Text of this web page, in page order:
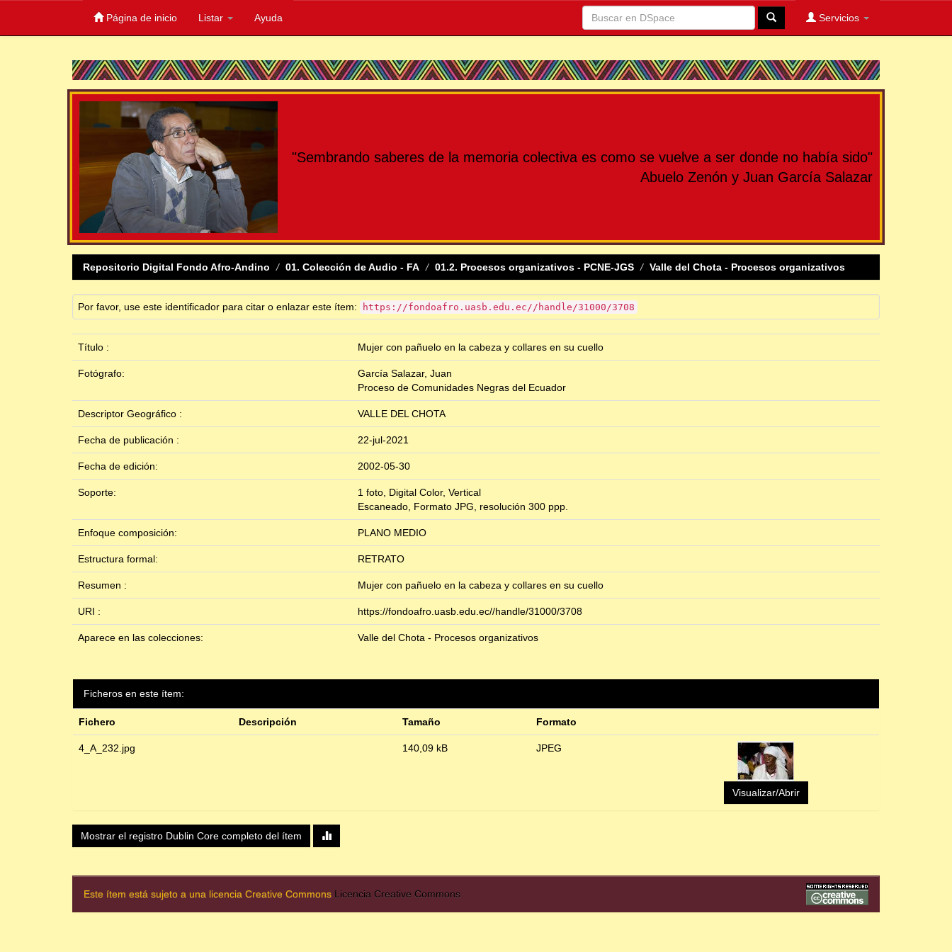
Página de inicio Listar Ayuda Servicios
"Sembrando saberes de la memoria colectiva es como se vuelve a ser donde no había sido"
Abuelo Zenón y Juan García Salazar
Repositorio Digital Fondo Afro-Andino 01. Colección de Audio - FA 01.2. Procesos organizativos - PCNE-JGS Valle del Chota - Procesos organizativos
Por favor, use este identificador para citar o enlazar este ítem: https://fondoafro.uasb.edu.ec//handle/31000/3708
Título : Mujer con pañuelo en la cabeza y collares en su cuello
Fotógrafo:
García Salazar, Juan
Proceso de Comunidades Negras del Ecuador
Descriptor Geográfico : VALLE DEL CHOTA
Fecha de publicación : 22-jul-2021
Fecha de edición: 2002-05-30
Soporte:
1 foto, Digital Color, Vertical
Escaneado, Formato JPG, resolución 300 ppp.
Enfoque composición: PLANO MEDIO
Estructura formal: RETRATO
Resumen : Mujer con pañuelo en la cabeza y collares en su cuello
URI : https://fondoafro.uasb.edu.ec//handle/31000/3708
Aparece en las colecciones: Valle del Chota - Procesos organizativos
Ficheros en este ítem:
Fichero Descripción Tamaño Formato
4_A_232.jpg 140,09 kB JPEG
Visualizar/Abrir
Mostrar el registro Dublin Core completo del ítem
Este ítem está sujeto a una licencia Creative Commons Licencia Creative Commons